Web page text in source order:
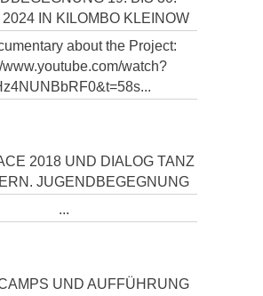
IN KILOMBO KLEINOW
about the Project:
www.youtube.com/watch?
2018 UND DIALOG TANZ
JUGENDBEGEGNUNG
...
UND AUFFÜHRUNG